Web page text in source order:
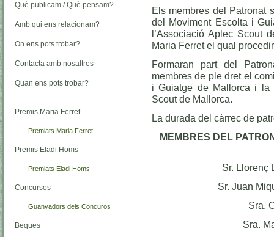
Què publicam / Què pensam?
Amb qui ens relacionam?
On ens pots trobar?
Contacta amb nosaltres
Quan ens pots trobar?
Premis Maria Ferret
Premiats Maria Ferret
Premis Eladi Homs
Premiats Eladi Homs
Concursos
Guanyadors dels Concuros
Beques
Els membres del Patronat
del Moviment Escolta i
l’Associació Aplec Scout
Maria Ferret el qual
Formaran part del
membres de ple dret el
i Guiatge de Mallorca i la
Scout de Mallorca.
La durada del càrrec de
MEMBRES DEL
Sr. Llorenç
Sr. Juan
Sra.
Sra.